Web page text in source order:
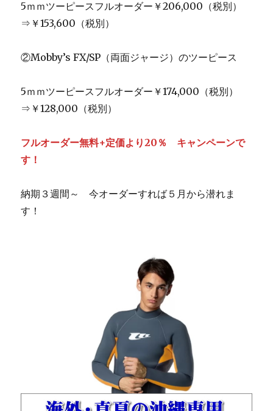
5ｍｍツーピースフルオーダー￥206,000（税別）
⇒￥153,600（税別）
②Mobby’s FX/SP（両面ジャージ）のツーピース
5ｍｍツーピースフルオーダー￥174,000（税別）
⇒￥128,000（税別）
フルオーダー無料+定価より20％ キャンペーンで
す！
納期３週間～ 今オーダーすれば５月から潜れま
す！